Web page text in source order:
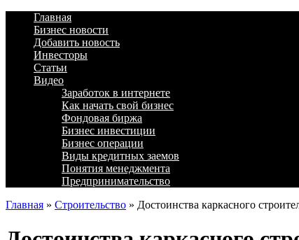
Главная
Бизнес новости
Добавить новость
Инвесторы
Статьи
Видео
Заработок в интернете
Как начать свой бизнес
Фондовая биржа
Бизнес инвестиции
Бизнес операции
Виды кредитных заемов
Понятия менеджмента
Предпринимательство
Главная » Строительство » Достоинства каркасного